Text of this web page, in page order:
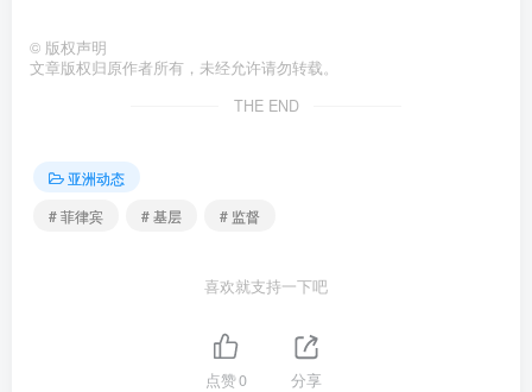
© 版权声明
文章版权归原作者所有，未经允许请勿转载。
THE END
亚洲动态
# 菲律宾
# 基层 # 监督
喜欢就支持一下吧
点赞0 分享